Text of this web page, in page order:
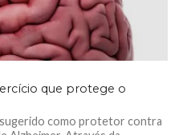
que protege o
como protetor contra